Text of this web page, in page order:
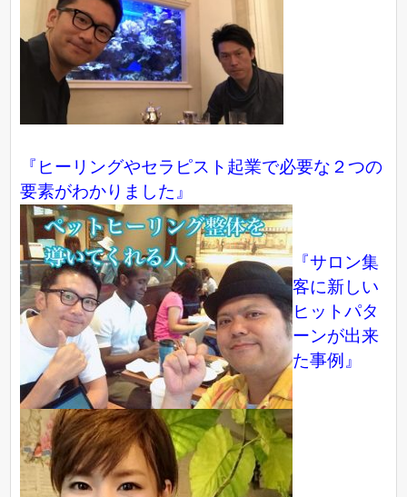
『ヒーリングやセラピスト起業で必要な２つの
要素がわかりました』
『サロン集
客に新しい
ヒットパタ
ーンが出来
た事例』